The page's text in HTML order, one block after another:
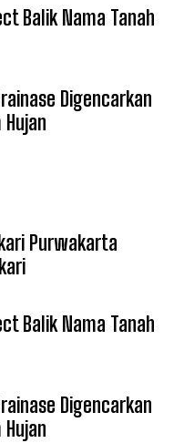
Balik Nama Tanah
Digencarkan
Purwakarta
Balik Nama Tanah
Digencarkan